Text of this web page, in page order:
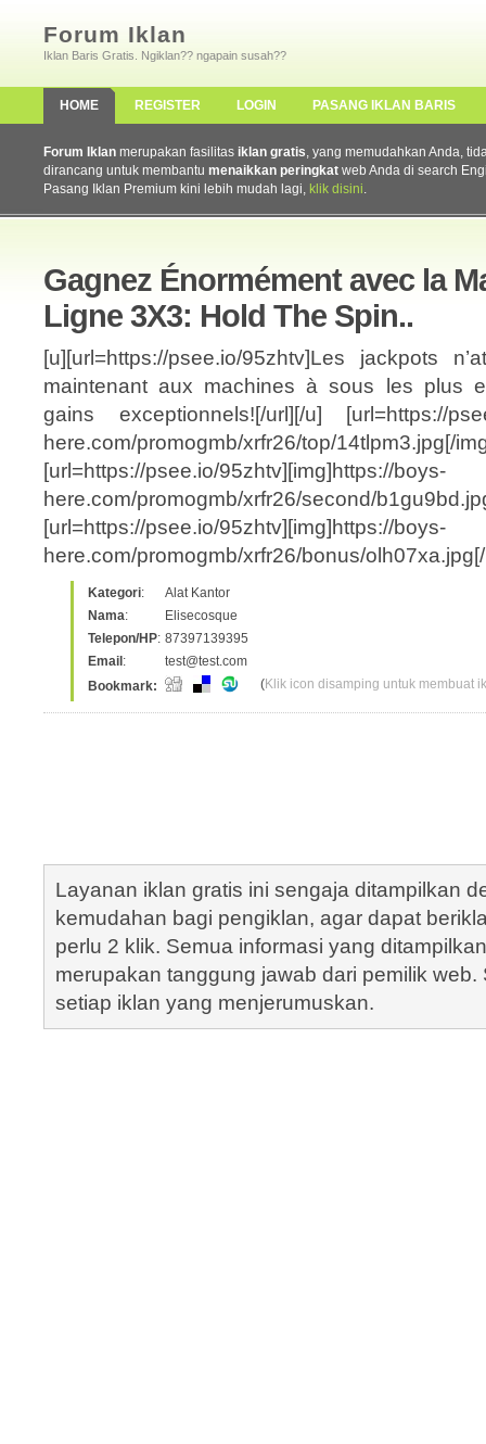
Forum Iklan
Iklan Baris Gratis. Ngiklan?? ngapain susah??
HOME REGISTER LOGIN PASANG IKLAN BARIS
Forum Iklan merupakan fasilitas iklan gratis, yang memudahkan Anda,
dirancang untuk membantu menaikkan peringkat web Anda di search
Pasang Iklan Premium kini lebih mudah lagi, klik disini.
Gagnez Énormément avec la
Ligne 3X3: Hold The Spin..
[u][url=https://psee.io/95zhtv]Les jackpots
maintenant aux machines à sous les plus
gains exceptionnels![/url][/u] [url=https://
here.com/promogmb/xrfr26/top/14tlpm3.jpg[/
[url=https://psee.io/95zhtv][img]https://boys-
here.com/promogmb/xrfr26/second/
[url=https://psee.io/95zhtv][img]https://boys-
here.com/promogmb/xrfr26/bonus/
Kategori:
Alat Kantor
Nama:
Elisecosque
Telepon/HP: 87397139395
Email :
test@test.com
Bookmark:
(Klik icon disamping untuk membuat
Layanan iklan gratis ini sengaja ditampilkan
kemudahan bagi pengiklan, agar dapat
perlu 2 klik. Semua informasi yang
merupakan tanggung jawab dari pemilik
setiap iklan yang menjerumuskan.